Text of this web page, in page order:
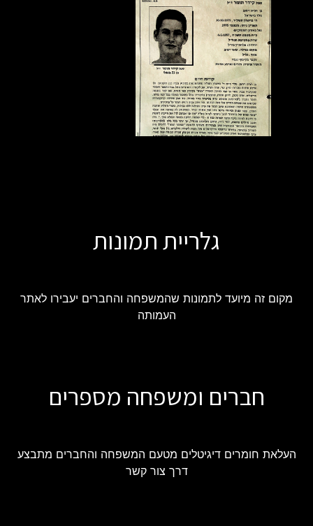
גלריית תמונות
מקום זה מיועד לתמונות שהמשפחה והחברים יעבירו לאתר
העמותה
חברים ומשפחה מספרים
העלאת חומרים דיגיטלים מטעם המשפחה והחברים מתבצע
דרך צור קשר